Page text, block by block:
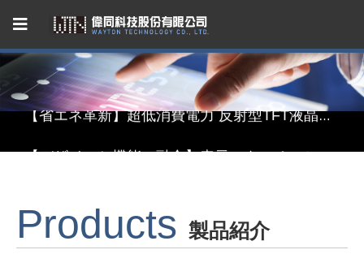
Capacitive Touch Panel developed by WAYTON
Products 製品紹介